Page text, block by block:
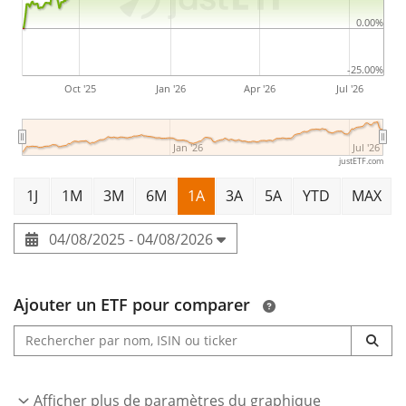
continu et les services de licence. L'entreprise a été
Stephen G. Wozniak en avril 1976 et son siège social se
trouve à Cupertino, en Californie.
Oct '25 Jan '26 Apr '26 Jul '26
Jan '26 Jul '26
-25.00%
0.00%
justETF.com
1J 1M 3M 6M 1A 3A 5A YTD MAX
04/08/2025 - 04/08/2026
Ajouter un ETF pour comparer
Afficher plus de paramètres du graphique